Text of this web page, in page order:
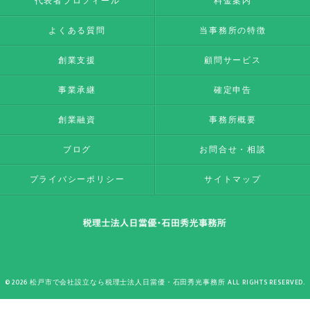
よくある質問 当事務所の特徴
創業支援 顧問サービス
事業承継 確定申告
創業融資 事務所概要
ブログ お問合せ・相談
プライバシーポリシー サイトマップ
© 2026 松戸市で会社設立なら税理士法人日當優・石田秀光事務所 ALL RIGHTS RESERVED.